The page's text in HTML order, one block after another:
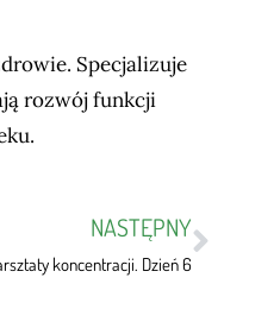
Specjalizuje
rozwój funkcji
NASTĘPNY
koncentracji. Dzień 6